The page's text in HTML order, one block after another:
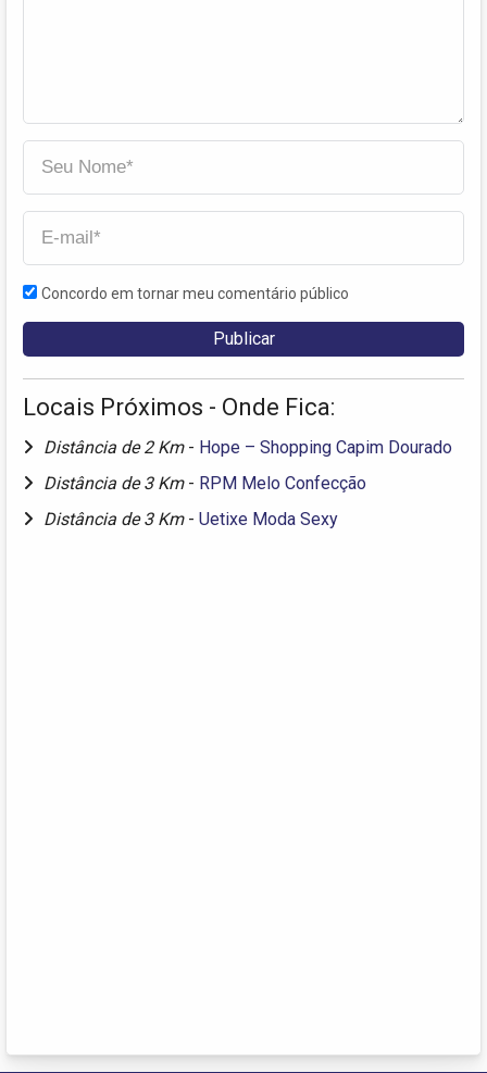
Concordo em tornar meu comentário público
Locais Próximos - Onde Fica:
Distância de 2 Km - Hope – Shopping Capim Dourado
Distância de 3 Km - RPM Melo Confecção
Distância de 3 Km - Uetixe Moda Sexy